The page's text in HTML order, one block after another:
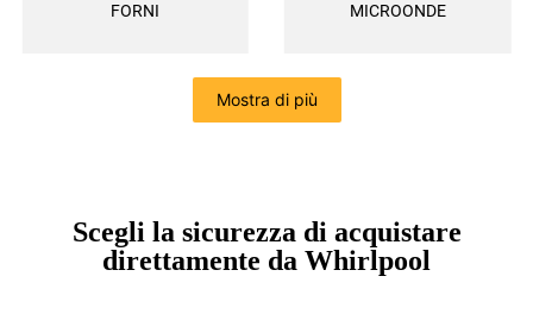
FORNI MICROONDE
Mostra di più
Scegli la sicurezza di acquistare
direttamente da Whirlpool